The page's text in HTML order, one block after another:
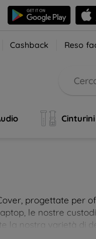
Cashback Reso
Cinturini
progettate per
le nostre
la nostra varietà di